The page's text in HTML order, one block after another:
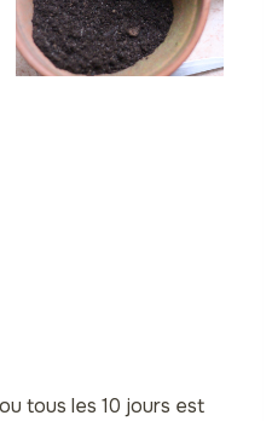
tous les 10 jours est